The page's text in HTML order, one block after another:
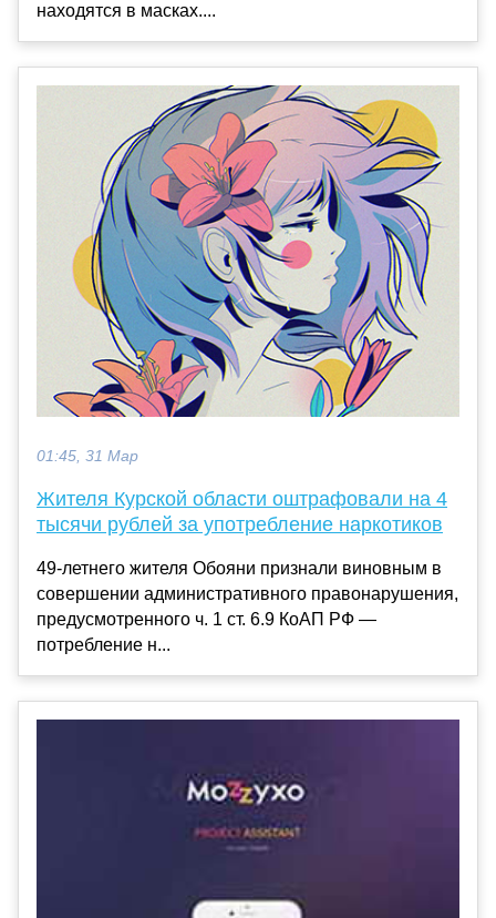
находятся в масках....
01:45, 31 Мар
Жителя Курской области оштрафовали на 4
тысячи рублей за употребление наркотиков
49-летнего жителя Обояни признали виновным в
совершении административного правонарушения,
предусмотренного ч. 1 ст. 6.9 КоАП РФ —
потребление н...